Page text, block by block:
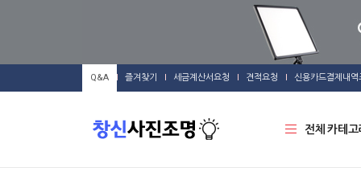
Q&A 즐겨찾기 세금계산서요청 견적요청 신용카드결제내역
전체 카테고